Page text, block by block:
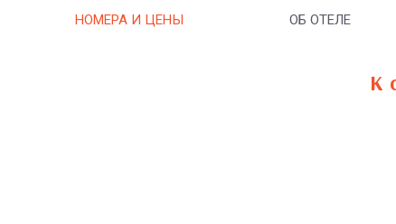
НОМЕРА И ЦЕНЫ ОБ ОТЕЛЕ
К